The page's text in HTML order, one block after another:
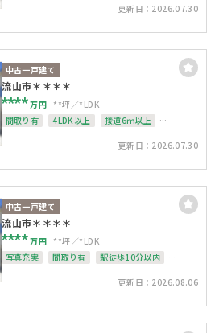
更新日：2026.07.30
中古一戸建て
流山市＊＊＊＊
****万円 **坪
*LDK
間取り有
4LDK以上
接道6ｍ以上
更新日：2026.07.30
中古一戸建て
流山市＊＊＊＊
****万円 **坪
*LDK
写真充実
間取り有
駅徒歩10分以内
更新日：2026.08.06